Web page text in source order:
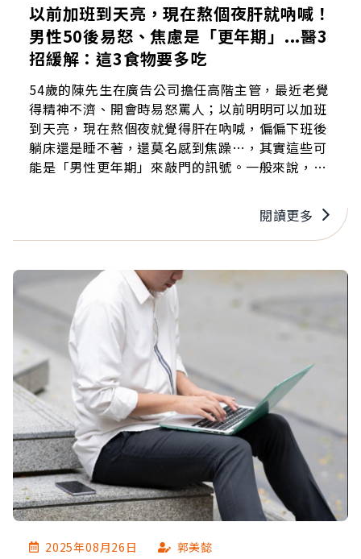
以前加班到天亮，現在熬個夜肝就吶喊！
男性50後易怒、焦慮是「更年期」...醫3
招緩解：這3食物要多吃
54歲的陳先生在廣告公司擔任高階主管，最近老覺
得精神不濟、開會時易怒罵人；以前明明可以加班
到天亮，現在熬個夜就覺得肝在吶喊，偏偏下班後
躺床還是睡不著，還莫名感到焦躁…，其實這些可
能是「男性更年期」來敲門的訊號。一般來說，男
下降、脂肪增加、骨質疏鬆、性慾減退或情緒不穩
等，若忽視身體發出的警訊，很可能就會進一步影
響工作及家庭生活品質
閱讀更多
2025年08月26日 郭美懿